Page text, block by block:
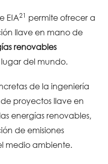
EIA21 permite ofrecer a
llave en mano de
renovables
del mundo.
de la ingeniería
proyectos llave en
energías renovables,
de emisiones
medio ambiente.